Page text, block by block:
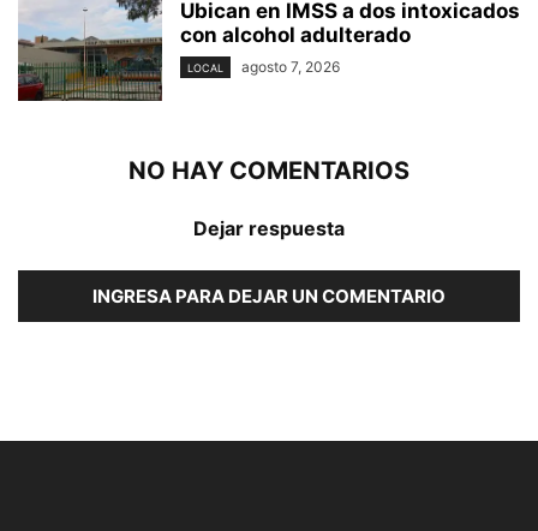
Ubican en IMSS a dos intoxicados
con alcohol adulterado
LOCAL agosto 7, 2026
NO HAY COMENTARIOS
Dejar respuesta
INGRESA PARA DEJAR UN COMENTARIO